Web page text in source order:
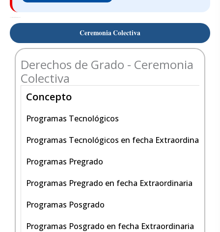
Ceremonia Colectiva
Derechos de Grado - Ceremonia
Colectiva
Concepto
Programas Tecnológicos
Programas Tecnológicos en fecha Extraordinaria
Programas Pregrado
Programas Pregrado en fecha Extraordinaria
Programas Posgrado
Programas Posgrado en fecha Extraordinaria